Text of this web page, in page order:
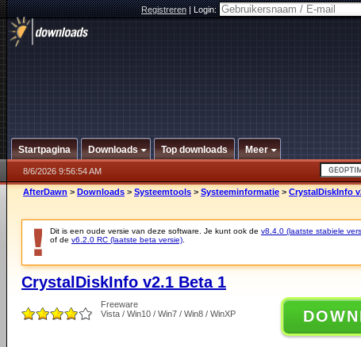
Registreren|Login:
Startpagina Downloads Top downloads Meer
8/6/2026 9:56:54 AM
AfterDawn > Downloads > Systeemtools > Systeeminformatie > CrystalDiskInfo
Dit is een oude versie van deze software. Je kunt ook de v8.4.0 (laatste stabiele
of de v6.2.0 RC (laatste beta versie)
CrystalDiskInfo v2.1 Beta 1
Freeware
Vista / Win10 / Win7 / Win8 / WinXP